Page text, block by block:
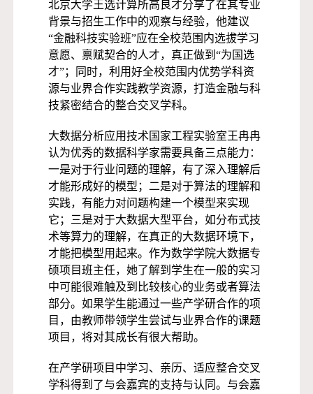
北京大学王选计算所高良才分享了在其专业
背景与招生工作中的观察与经验，他建议
“金融科技实验班”应在全校范围内选拔学习
意愿、禀赋契合的人才，真正做到“为国选
才”；同时，利用好全校范围内优势学科资
源与业界合作实践教学资源，打造金融与科
技紧密结合的整合交叉学科。
大数据分析应用技术国家工程实验室王冉冉
认为优秀的数据科学家需要具备三点能力：
一是对于行业问题的理解，有了深入理解后
才能形成好的模型；二是对于算法的理解和
实践，有能力对问题构建一个模型来实现
它；三是对于大数据大型平台，如分布式技
术等算力的理解，在真正的大数据环境下，
才能把模型用起来。作为数学学院大数据专
硕项目班主任，她了解到学生在一般的实习
中可能很难触及到比较核心的业务或者算法
部分。如果学生能通过一些产学研合作的项
目，由教师带领学生尝试与业界合作的课题
项目，将对其成长有很大帮助。
在产学研项目中学习、亲历、适应整合交叉
学科得到了与会嘉宾的支持与认同。与会嘉